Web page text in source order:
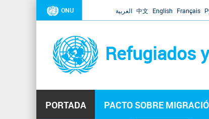
ONU العربية 中文 English Français
Refugiados
PORTADA PACTO SOBRE